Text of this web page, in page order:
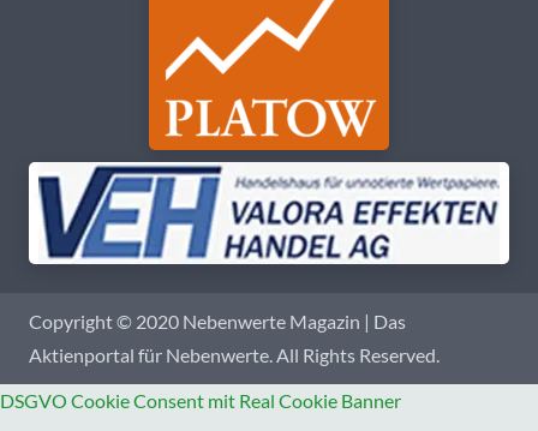
Copyright © 2020 Nebenwerte Magazin | Das
Aktienportal für Nebenwerte. All Rights Reserved.
DSGVO Cookie Consent mit Real Cookie Banner